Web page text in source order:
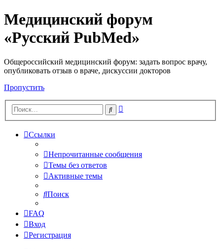
Медицинский форум
«Русский PubMed»
Общероссийский медицинский форум: задать вопрос врачу,
опубликовать отзыв о враче, дискуссии докторов
Пропустить
Поиск
Ссылки
Непрочитанные сообщения
Темы без ответов
Активные темы
Поиск
FAQ
Вход
Регистрация